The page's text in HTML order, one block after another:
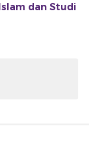
dan Studi